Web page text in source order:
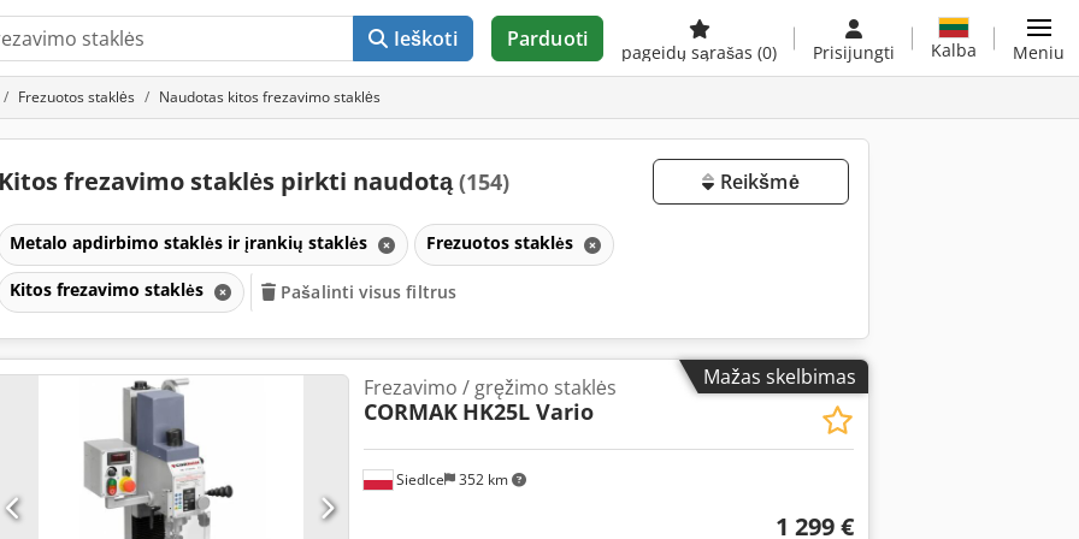
Ieškoti Parduoti
pageidų sąrašas (0) Prisijungti Kalba Meniu
Frezuotos staklės Naudotas kitos frezavimo staklės
Kitos frezavimo staklės pirkti naudotą(154) Reikšmė
Metalo apdirbimo staklės ir įrankių staklės Frezuotos staklės
Kitos frezavimo staklės Pašalinti visus filtrus
Mažas skelbimas
Siedlce 352 km
Frezavimo / gręžimo staklės
CORMAK HK25L Vario
1 299 €